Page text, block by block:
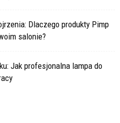
Dlaczego produkty Pimp
salonie?
Jak profesjonalna lampa do